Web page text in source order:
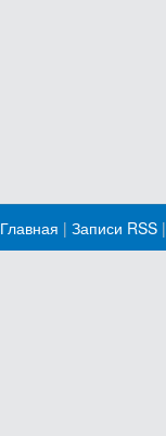
Главная | Записи RSS |